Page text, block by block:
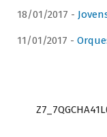
18/01/2017 -
11/01/2017 -